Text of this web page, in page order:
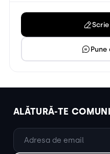
ALĂTURĂ-TE